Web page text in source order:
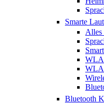
Smarte
Alles
Bluetooth